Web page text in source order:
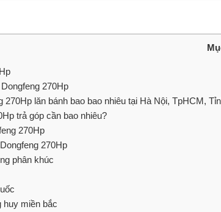
270Hp
lăn bánh bao bao nhiêu tại Hà Nội, TpHCM,
trả góp cần bao nhiêu?
270Hp
270Hp
phân khúc
huy miền bắc